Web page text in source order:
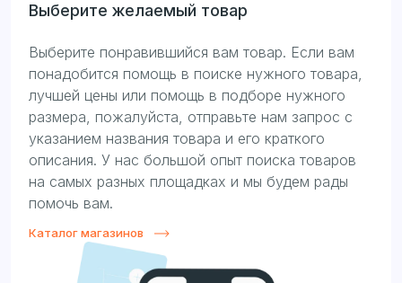
Выберите желаемый товар
Выберите понравившийся вам товар. Если вам
понадобится помощь в поиске нужного товара,
лучшей цены или помощь в подборе нужного
размера, пожалуйста, отправьте нам запрос с
указанием названия товара и его краткого
описания. У нас большой опыт поиска товаров
на самых разных площадках и мы будем рады
помочь вам.
Каталог магазинов